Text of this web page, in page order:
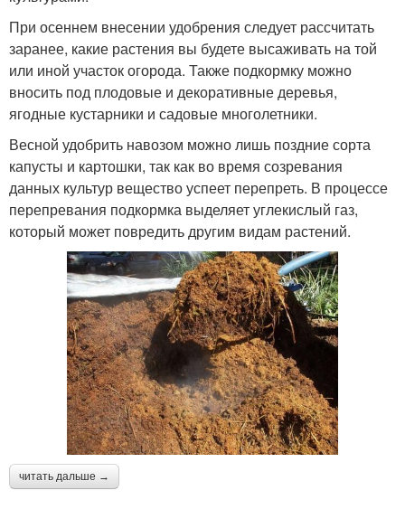
При осеннем внесении удобрения следует рассчитать
заранее, какие растения вы будете высаживать на той
или иной участок огорода. Также подкормку можно
вносить под плодовые и декоративные деревья,
ягодные кустарники и садовые многолетники.
Весной удобрить навозом можно лишь поздние сорта
капусты и картошки, так как во время созревания
данных культур вещество успеет перепреть. В процессе
перепревания подкормка выделяет углекислый газ,
который может повредить другим видам растений.
читать дальше →